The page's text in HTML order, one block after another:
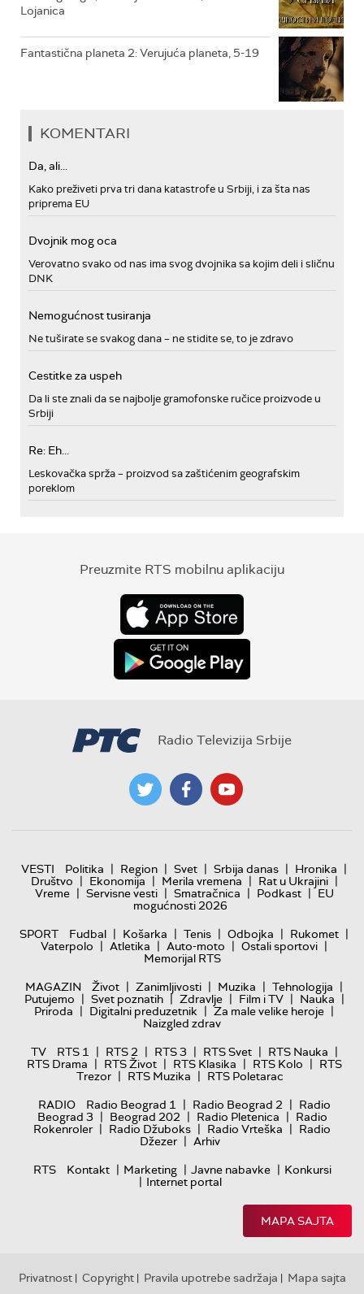
Lojanica
Fantastična planeta 2: Verujuća planeta, 5-19
KOMENTARI
Da, ali...
Kako preživeti prva tri dana katastrofe u Srbiji, i za šta nas
priprema EU
Dvojnik mog oca
Verovatno svako od nas ima svog dvojnika sa kojim deli i sličnu
DNK
Nemogućnost tusiranja
Ne tuširate se svakog dana – ne stidite se, to je zdravo
Cestitke za uspeh
Da li ste znali da se najbolje gramofonske ručice proizvode u
Srbiji
Re: Eh...
Leskovačka sprža – proizvod sa zaštićenim geografskim
poreklom
Preuzmite RTS mobilnu aplikaciju
Radio Televizija Srbije
VESTI Politika | Region | Svet | Srbija danas | Hronika |
Društvo | Ekonomija | Merila vremena | Rat u Ukrajini |
Vreme | Servisne vesti | Smatračnica | Podkast | EU
mogućnosti 2026
SPORT
Fudbal | Košarka | Tenis | Odbojka | Rukomet |
Vaterpolo | Atletika | Auto-moto | Ostali sportovi |
Memorijal RTS
MAGAZIN
Život | Zanimljivosti | Muzika | Tehnologija |
Putujemo | Svet poznatih | Zdravlje | Film i TV | Nauka |
Priroda | Digitalni preduzetnik | Za male velike heroje |
Naizgled zdrav
TV
RTS 1 | RTS 2 | RTS 3 | RTS Svet | RTS Nauka |
RTS Drama | RTS Život | RTS Klasika | RTS Kolo | RTS
Trezor | RTS Muzika | RTS Poletarac
RADIO
Radio Beograd 1 | Radio Beograd 2 | Radio
Beograd 3 | Beograd 202 | Radio Pletenica | Radio
Rokenroler | Radio Džuboks | Radio Vrteška | Radio
Džezer | Arhiv
RTS
Kontakt | Marketing | Javne nabavke | Konkursi
| Internet portal
MAPA SAJTA
Privatnost| Copyright| Pravila upotrebe sadržaja | Mapa sajta